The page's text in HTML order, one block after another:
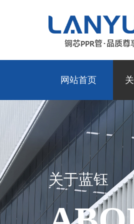
网站首页
关于蓝钰